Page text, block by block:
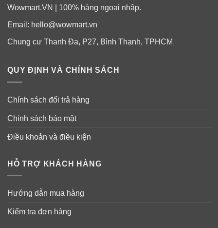
thay vì tích tụ mỡ. Không chỉ hỗ trợ quá trình trao đổi
chất mà cacao còn giúp bạn giảm cảm giác thèm ăn nếu
dùng cacao trước bữa ăn.
giúp tạo cảm giác no lâu, hạn chế cảm giác thèm ăn
giúp giảm cân hiệu quả.
+ Trong kẹo Socola giảm cân Đan Mạch còn chứa
Glucomannan, Gluggul, Gymnema Sylvestre, Triphala
Wowmart.VN | 100% hàng ngoại nhập.
Email: hello@wowmart.vn
Chung cư Thanh Đa, P27, Bình Thạnh, TPHCM
QUY ĐỊNH VÀ CHÍNH SÁCH
Chính sách đổi trả hàng
Chính sách bảo mật
Điều khoản và điều kiện
HỖ TRỢ KHÁCH HÀNG
Hướng dẫn mua hàng
Kiểm tra đơn hàng